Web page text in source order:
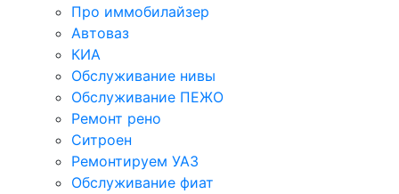
Про иммобилайзер
Автоваз
КИА
Обслуживание нивы
Обслуживание ПЕЖО
Ремонт рено
Ситроен
Ремонтируем УАЗ
Обслуживание фиат